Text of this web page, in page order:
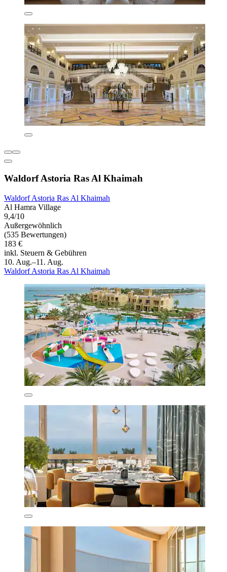
Waldorf Astoria Ras Al Khaimah
Waldorf Astoria Ras Al Khaimah
Al Hamra Village
9,4/10
Außergewöhnlich
(535 Bewertungen)
183 €
inkl. Steuern & Gebühren
10. Aug.–11. Aug.
Waldorf Astoria Ras Al Khaimah